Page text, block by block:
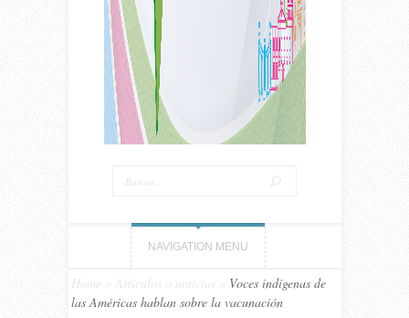
NAVIGATION MENU
Home Artículos o noticias
Voces indígenas de
las Américas hablan sobre la vacunación